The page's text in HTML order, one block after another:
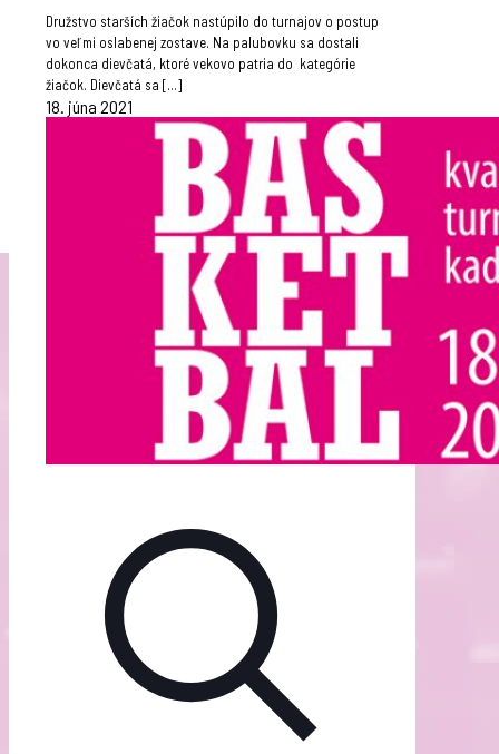
Družstvo starších žiačok nastúpilo do turnajov o postup
vo veľmi oslabenej zostave. Na palubovku sa dostali
dokonca dievčatá, ktoré vekovo patria do kategórie
žiačok. Dievčatá sa […]
18. júna 2021